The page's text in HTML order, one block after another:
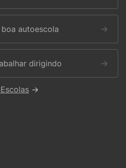
autoescola →
dirigindo →
→